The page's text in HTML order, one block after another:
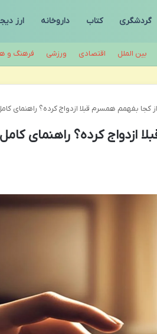
گردشگری کتاب داروخانه ارز
بین الملل اقتصادی ورزشی فرهنگ و
از کجا بفهمم همسرم قبلا ازدواج کرده؟ راهنمای
ازدواج کرده؟ راهنمای